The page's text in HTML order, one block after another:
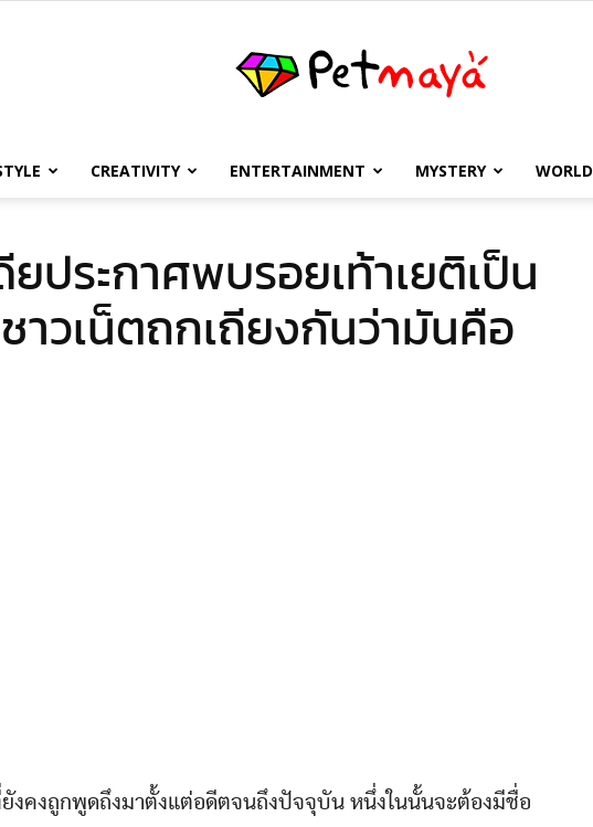
เพชร
มายา
CREATIVITY ENTERTAINMENT MYSTERY WORLD
ประกาศพบรอยเท้าเยติเป็น
าวเน็ตถกเถียงกันว่ามันคือ
งคงถูกพูดถึงมาตั้งแต่อดีตจนถึงปัจจุบัน หนึ่งในนั้นจะต้องมีชื่อ